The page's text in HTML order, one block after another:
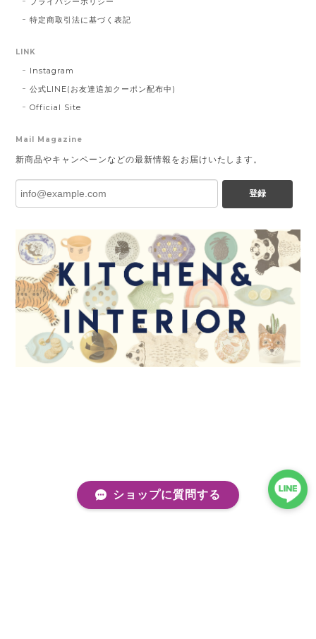
特定商取引法に基づく表記
LINK
Instagram
公式LINE(お友達追加クーポン配布中)
Official Site
Mail Magazine
新商品やキャンペーンなどの最新情報をお届けいたします。
登録
ショップに質問する